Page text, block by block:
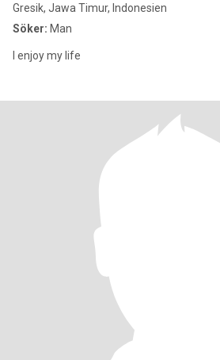
Gresik, Jawa Timur, Indonesien
Söker: Man
I enjoy my life